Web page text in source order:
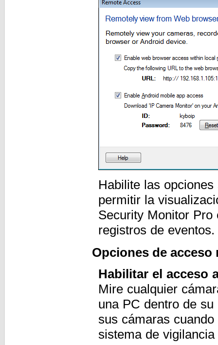
Habilite las
permitir la
Security Monitor
registros de eventos.
Opciones de acceso
Habilitar el acceso
Mire cualquier
una PC dentro de
sus cámaras
sistema de